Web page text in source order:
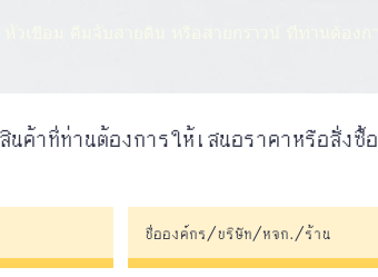
นค้าที่ท่านต้องการให้เสนอราคาหรือสั่งซื้อ